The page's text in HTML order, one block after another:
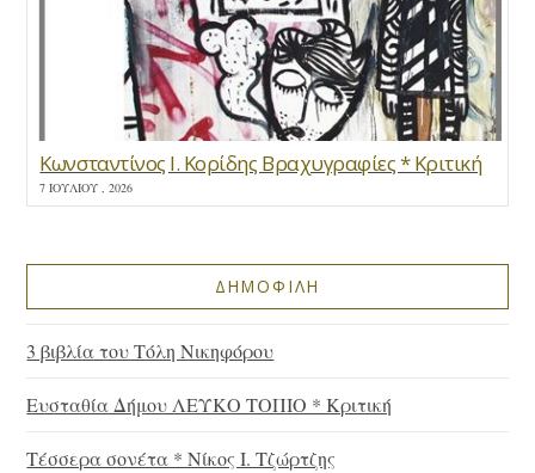
Κωνσταντίνος Ι. Κορίδης Βραχυγραφίες * Κριτική
7 ΙΟΥΛΊΟΥ , 2026
ΔΗΜΟΦΙΛΗ
3 βιβλία του Τόλη Νικηφόρου
Ευσταθία Δήμου ΛΕΥΚΟ ΤΟΠΙΟ * Κριτική
Τέσσερα σονέτα * Νίκος Ι. Τζώρτζης